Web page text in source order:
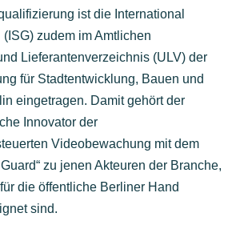
ist die International
zudem im Amtlichen
Lieferantenverzeichnis (ULV) der
für Stadtentwicklung, Bauen und
eingetragen. Damit gehört der
Innovator der
Videobewachung mit dem
zu jenen Akteuren der Branche,
die öffentliche Berliner Hand
sind.